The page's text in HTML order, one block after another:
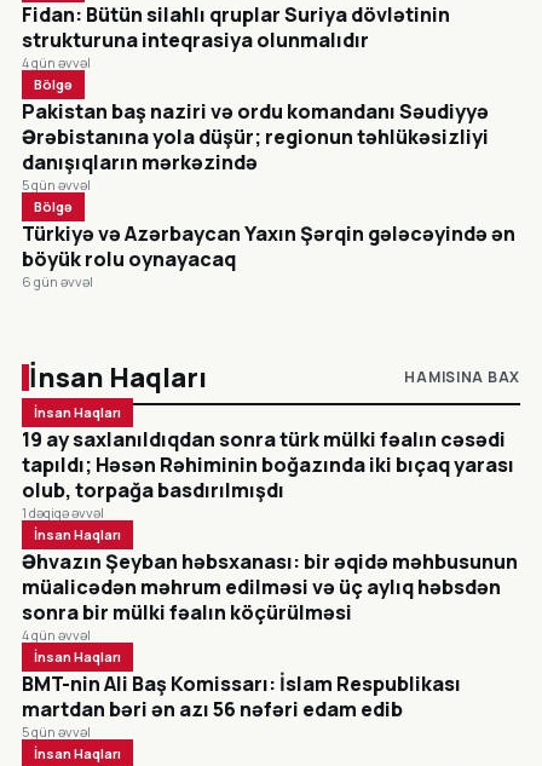
Fidan: Bütün silahlı qruplar Suriya dövlətinin
strukturuna inteqrasiya olunmalıdır
4 gün əvvəl
Bölgə
Pakistan baş naziri və ordu komandanı Səudiyyə
Ərəbistanına yola düşür; regionun təhlükəsizliyi
danışıqların mərkəzində
5 gün əvvəl
Bölgə
Türkiyə və Azərbaycan Yaxın Şərqin gələcəyində ən
böyük rolu oynayacaq
6 gün əvvəl
İnsan Haqları HAMISINA BAX
İnsan Haqları
19 ay saxlanıldıqdan sonra türk mülki fəalın cəsədi
tapıldı; Həsən Rəhiminin boğazında iki bıçaq yarası
olub, torpağa basdırılmışdı
1 dəqiqə əvvəl
İnsan Haqları
Əhvazın Şeyban həbsxanası: bir əqidə məhbusunun
müalicədən məhrum edilməsi və üç aylıq həbsdən
sonra bir mülki fəalın köçürülməsi
4 gün əvvəl
İnsan Haqları
BMT-nin Ali Baş Komissarı: İslam Respublikası
martdan bəri ən azı 56 nəfəri edam edib
5 gün əvvəl
İnsan Haqları